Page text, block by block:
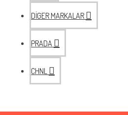
DİGER MARKALAR
PRADA
CHNL